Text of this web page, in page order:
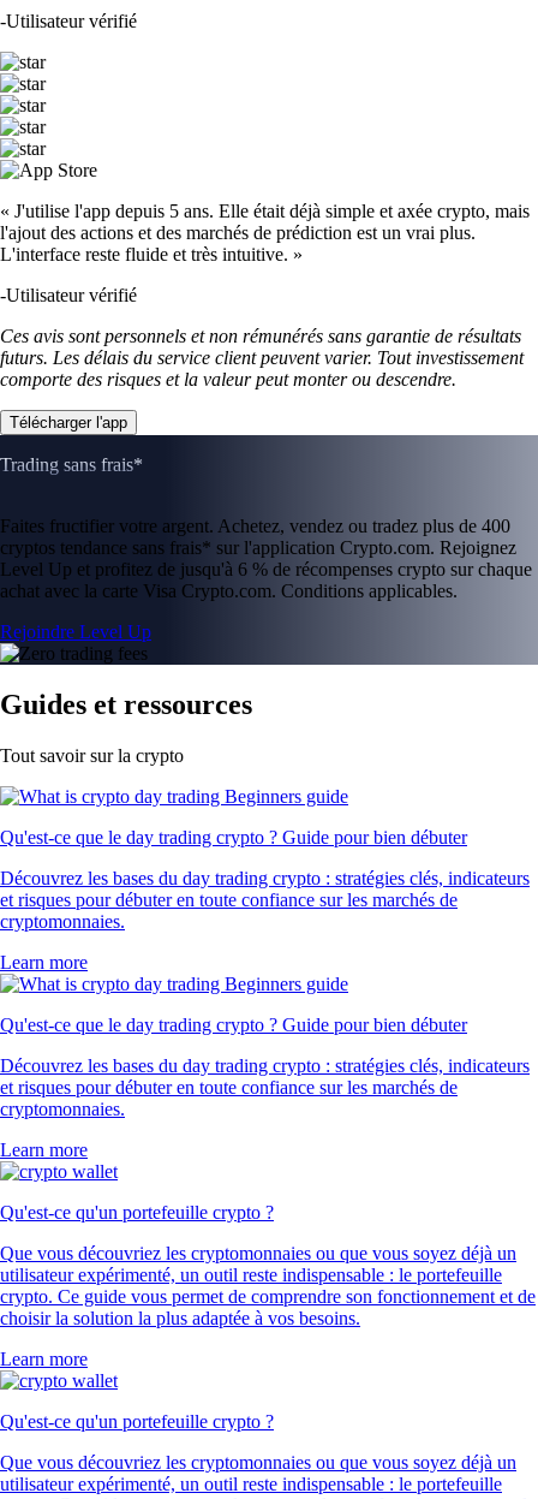
-Utilisateur vérifié
« J'utilise l'app depuis 5 ans. Elle était déjà simple et axée crypto, mais
l'ajout des actions et des marchés de prédiction est un vrai plus.
L'interface reste fluide et très intuitive. »
-Utilisateur vérifié
Ces avis sont personnels et non rémunérés sans garantie de résultats
futurs. Les délais du service client peuvent varier. Tout investissement
comporte des risques et la valeur peut monter ou descendre.
Télécharger l'app
Trading sans frais*
Faites fructifier votre argent. Achetez, vendez ou tradez plus de 400
cryptos tendance sans frais* sur l'application Crypto.com. Rejoignez
Level Up et profitez de jusqu'à 6 % de récompenses crypto sur chaque
achat avec la carte Visa Crypto.com. Conditions applicables.
Rejoindre Level Up
Guides et ressources
Tout savoir sur la crypto
Qu'est-ce que le day trading crypto ? Guide pour bien débuter
Découvrez les bases du day trading crypto : stratégies clés, indicateurs
et risques pour débuter en toute confiance sur les marchés de
cryptomonnaies.
Learn more
Qu'est-ce que le day trading crypto ? Guide pour bien débuter
Découvrez les bases du day trading crypto : stratégies clés, indicateurs
et risques pour débuter en toute confiance sur les marchés de
cryptomonnaies.
Learn more
Qu'est-ce qu'un portefeuille crypto ?
Que vous découvriez les cryptomonnaies ou que vous soyez déjà un
utilisateur expérimenté, un outil reste indispensable : le portefeuille
crypto. Ce guide vous permet de comprendre son fonctionnement et de
choisir la solution la plus adaptée à vos besoins.
Learn more
Qu'est-ce qu'un portefeuille crypto ?
Que vous découvriez les cryptomonnaies ou que vous soyez déjà un
utilisateur expérimenté, un outil reste indispensable : le portefeuille